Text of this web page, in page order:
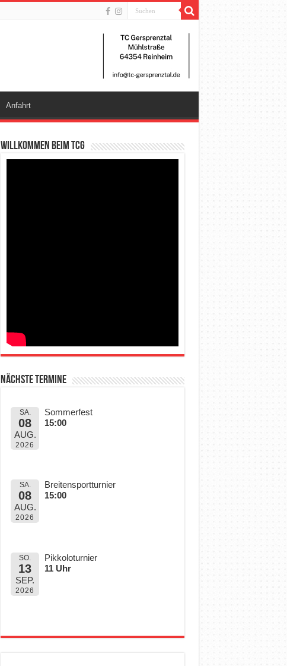
Anfahrt
Willkommen beim TCG
Nächste Termine
SA.
08
AUG.
2026
Sommerfest
15:00
SA.
08
AUG.
2026
Breitensportturnier
15:00
SO.
13
SEP.
2026
Pikkoloturnier
11 Uhr